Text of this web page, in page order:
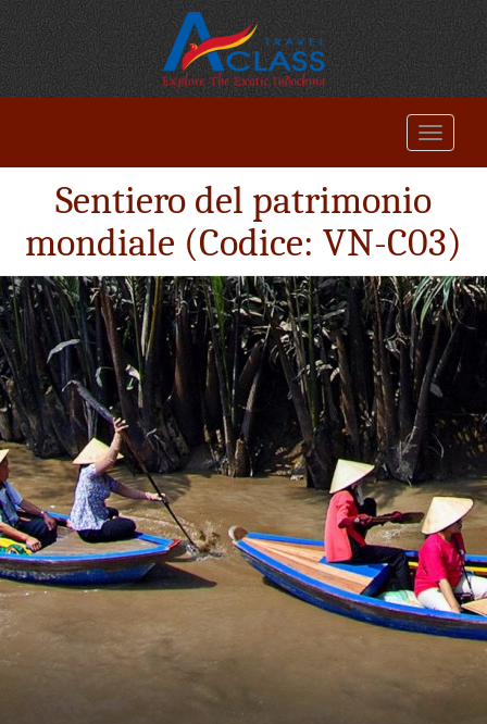
Sentiero del patrimonio
mondiale (Codice: VN-C03)